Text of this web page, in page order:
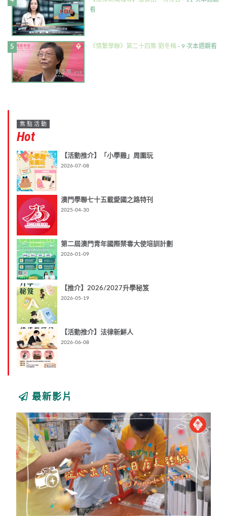
看
《情繫學聯》第二十四集 劉冬梅 - 9 次本週觀看
焦點活動
Hot
【活動推介】「小學雞」周圍玩
2026-07-08
澳門學聯七十五載愛國之路特刊
2025-04-30
第二屆澳門青年國際禁毒大使培訓計劃
2026-01-09
【推介】2026/2027升學秘笈
2026-05-19
【活動推介】法律新鮮人
2026-06-08
最新影片